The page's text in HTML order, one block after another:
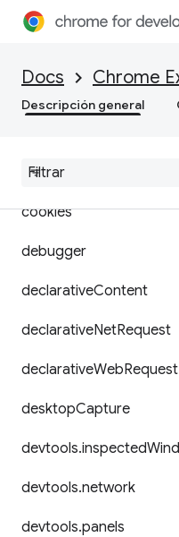
Docs Chrome
Descripción general
browsingData
context
cookies
debugger
declarativeContent
declarativeNetRequest
declarativeWebRequest
desktopCapture
devtools.inspected
devtools.network
devtools.panels